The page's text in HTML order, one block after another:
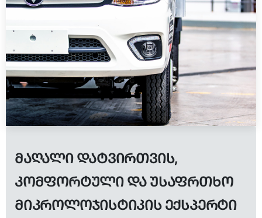
ᲛᲐᲦᲐᲚᲘ ᲓᲐᲢᲕᲘᲠᲗᲕᲘᲡ,
ᲙᲝᲛᲤᲝᲠᲢᲣᲚᲘ ᲓᲐ ᲣᲡᲐᲤᲠᲗᲮᲝ
ᲛᲘᲙᲠᲝᲚᲝᲯᲘᲡᲢᲘᲙᲘᲡ ᲔᲥᲡᲞᲔᲠᲢᲘ